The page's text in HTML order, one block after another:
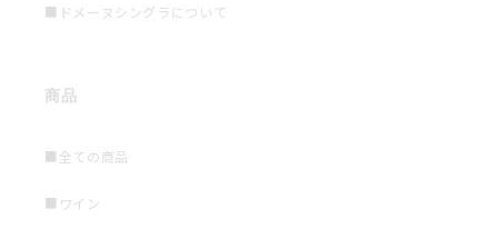
■ドメーヌシングラについて
商品
■全ての商品
■ワイン